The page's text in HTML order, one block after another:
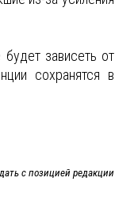
зависеть от
сохранятся в
с позицией редакции